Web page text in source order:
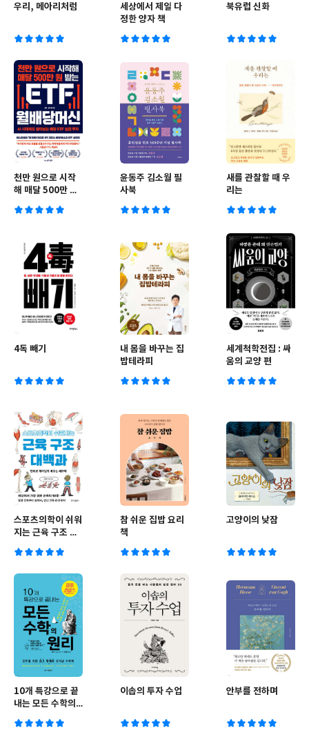
우리, 메아리처럼
세상에서 제일 다
정한 양자 책
북유럽 신화
천만 원으로 시작
해 매달 500만 원
머신
윤동주 김소월 필
사북
새를 관찰할 때 우
리는
4독 빼기
내 몸을 바꾸는 집
밥테라피
세계척학전집 : 싸
움의 교양 편
스포츠의학이 쉬워
지는 근육 구조 대
참 쉬운 집밥 요리
책
고양이의 낮잠
10개 특강으로 끝
내는 모든 수학의
이솝의 투자 수업 안부를 전하며